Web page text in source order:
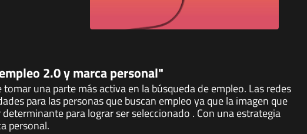
2.0 y marca personal"
una parte más activa en la búsqueda de empleo. Las redes
para las personas que buscan empleo ya que la imagen que
para lograr ser seleccionado . Con una estrategia
personal.